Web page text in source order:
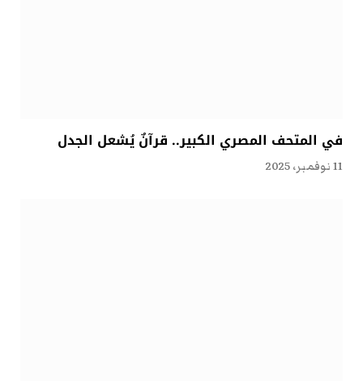
في المتحف المصري الكبير.. قرآنٌ يُشعل الجدل
11 نوفمبر، 2025